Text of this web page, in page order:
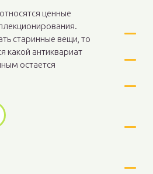
ценные
старинные вещи, то
какой антиквариат
остается